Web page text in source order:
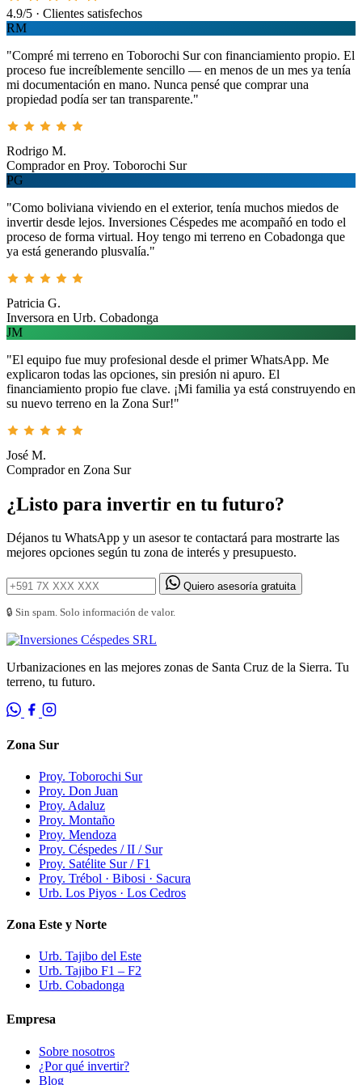
4.9/5 · Clientes satisfechos
RM
"Compré mi terreno en Toborochi Sur con financiamiento propio. El
proceso fue increíblemente sencillo — en menos de un mes ya tenía
mi documentación en mano. Nunca pensé que comprar una
propiedad podía ser tan transparente."
Rodrigo M.
Comprador en Proy. Toborochi Sur
PG
"Como boliviana viviendo en el exterior, tenía muchos miedos de
invertir desde lejos. Inversiones Céspedes me acompañó en todo el
proceso de forma virtual. Hoy tengo mi terreno en Cobadonga que
ya está generando plusvalía."
Patricia G.
Inversora en Urb. Cobadonga
JM
"El equipo fue muy profesional desde el primer WhatsApp. Me
explicaron todas las opciones, sin presión ni apuro. El
financiamiento propio fue clave. ¡Mi familia ya está construyendo en
su nuevo terreno en la Zona Sur!"
José M.
Comprador en Zona Sur
¿Listo para invertir en tu futuro?
Déjanos tu WhatsApp y un asesor te contactará para mostrarte las
mejores opciones según tu zona de interés y presupuesto.
Quiero asesoría gratuita
🔒 Sin spam. Solo información de valor.
Urbanizaciones en las mejores zonas de Santa Cruz de la Sierra. Tu
terreno, tu futuro.
Zona Sur
Proy. Toborochi Sur
Proy. Don Juan
Proy. Adaluz
Proy. Montaño
Proy. Mendoza
Proy. Céspedes / II / Sur
Proy. Satélite Sur / F1
Proy. Trébol · Bibosi · Sacura
Urb. Los Piyos · Los Cedros
Zona Este y Norte
Urb. Tajibo del Este
Urb. Tajibo F1 – F2
Urb. Cobadonga
Empresa
Sobre nosotros
¿Por qué invertir?
Blog